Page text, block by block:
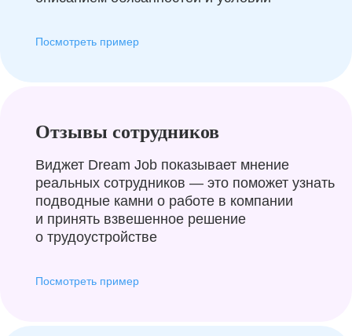
Посмотреть пример
Отзывы сотрудников
Виджет Dream Job показывает мнение
реальных сотрудников — это поможет узнать
подводные камни о работе в компании
и принять взвешенное решение
о трудоустройстве
Посмотреть пример